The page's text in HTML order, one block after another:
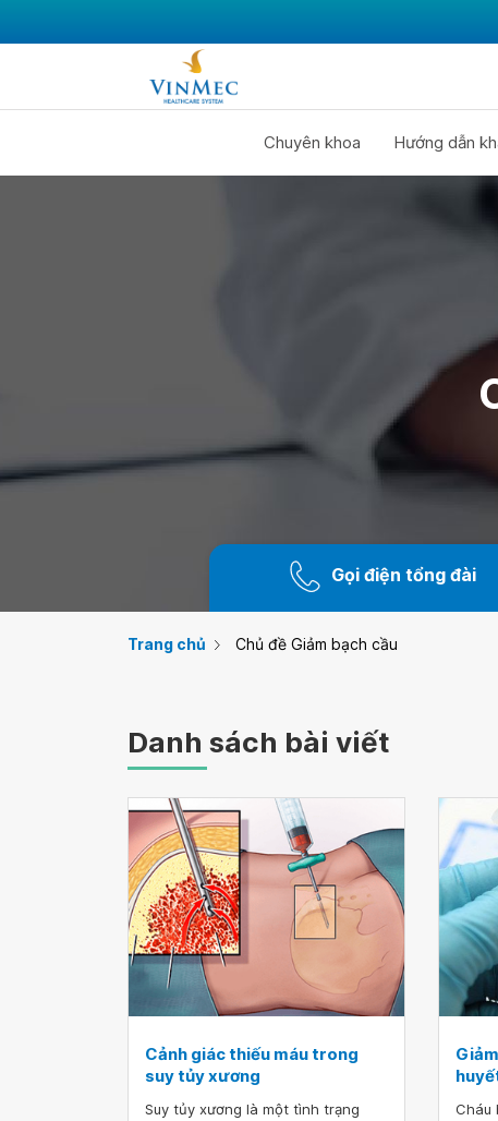
Chuyên khoa Hướng dẫn
Gọi điện tổng đài
Trang chủ Chủ đề Giảm bạch cầu
Danh sách bài viết
Cảnh giác thiếu máu trong
suy tủy xương
Suy tủy xương là một tình trạng
Cháu